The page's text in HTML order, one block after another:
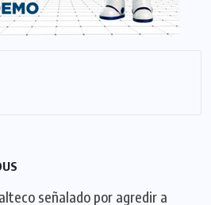
señalado por agredir a